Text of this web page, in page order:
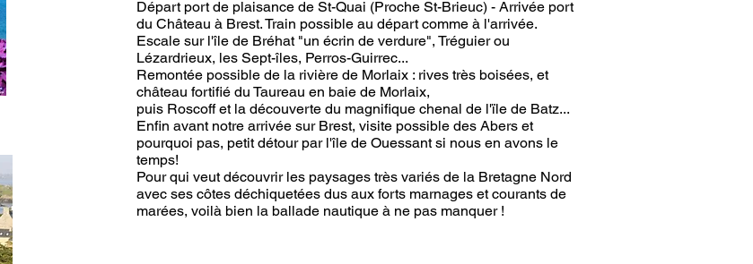
Départ port de plaisance de St-Quai (Proche St-Brieuc) - Arrivée port
du Château à Brest. Train possible au départ comme à l'arrivée.
Escale sur l'île de Bréhat "un écrin de verdure", Tréguier ou
Lézardrieux, les Sept-îles, Perros-Guirrec...
Remontée possible de la rivière de Morlaix : rives très boisées, et
château fortifié du Taureau en baie de Morlaix,
puis Roscoff et la découverte du magnifique chenal de l'ïle de Batz...
Enfin avant notre arrivée sur Brest, visite possible des Abers et
pourquoi pas, petit détour par l'île de Ouessant si nous en avons le
temps!
Pour qui veut découvrir les paysages très variés de la Bretagne Nord
avec ses côtes déchiquetées dus aux forts marnages et courants de
marées, voilà bien la ballade nautique à ne pas manquer !